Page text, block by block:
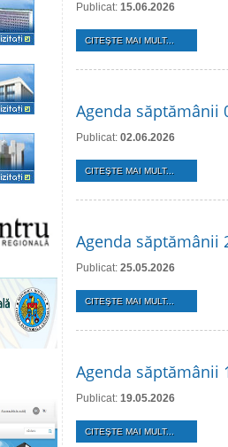
Publicat: 15.06.2026
CITEŞTE MAI MULT...
Agenda săptămânii
Publicat: 02.06.2026
CITEŞTE MAI MULT...
Agenda săptămânii
Publicat: 25.05.2026
CITEŞTE MAI MULT...
Agenda săptămânii
Publicat: 19.05.2026
CITEŞTE MAI MULT...